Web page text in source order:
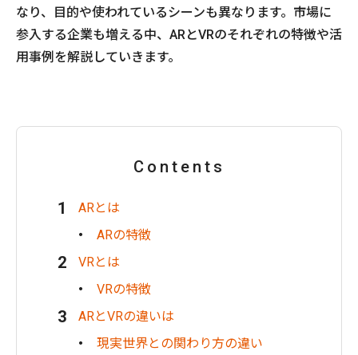
なり、目的や使われているシーンも異なります。市場に
参入する企業も増える中、ARとVRのそれぞれの特徴や活
用事例を解説していきます。
Contents
ARとは
ARの特徴
VRとは
VRの特徴
ARとVRの違いは
現実世界との関わり方の違い